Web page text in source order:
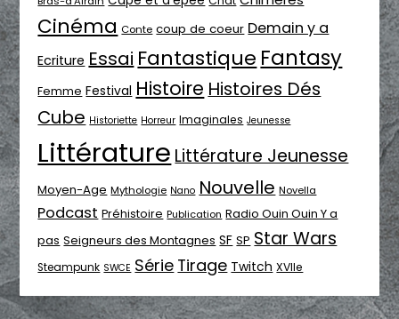
Cinéma Conte coup de coeur Demain y a
Ecriture Essai Fantastique Fantasy
Femme Festival Histoire Histoires Dés
Cube Historiette Horreur Imaginales Jeunesse
Littérature Littérature Jeunesse
Moyen-Age Mythologie Nano Nouvelle Novella
Podcast Préhistoire Publication Radio Ouin Ouin Y a
pas Seigneurs des Montagnes SF SP Star Wars
Steampunk SWCE Série Tirage Twitch XVIIe